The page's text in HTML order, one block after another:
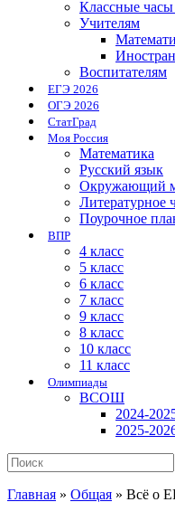
Классные
Учителям
Воспитателям
ЕГЭ 2026
ОГЭ 2026
СтатГрад
Моя Россия
Математика
Русский язык
Окружающий
Литературное
Поурочное
ВПР
4 класс
5 класс
6 класс
7 класс
9 класс
8 класс
10 класс
11 класс
Олимпиады
ВСОШ
2024-
2025-
Главная » Общая » Всё о